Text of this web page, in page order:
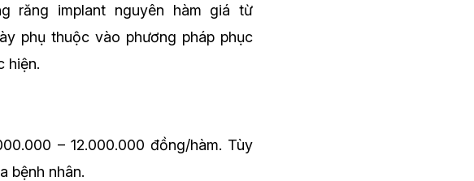
răng implant nguyên hàm giá từ
phụ thuộc vào phương pháp phục
hiện.
– 12.000.000 đồng/hàm. Tùy
bệnh nhân.